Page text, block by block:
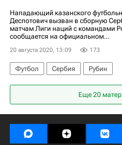
Георгий Джикия
Нападающий казанского
Деспотович вызван в сборную
матчам Лиги наций с командами
сообщается на официальном...
20 августа 2020, 13:09 173
Футбол Сербия
Рубин
Джордже Деспотович
Еще 20